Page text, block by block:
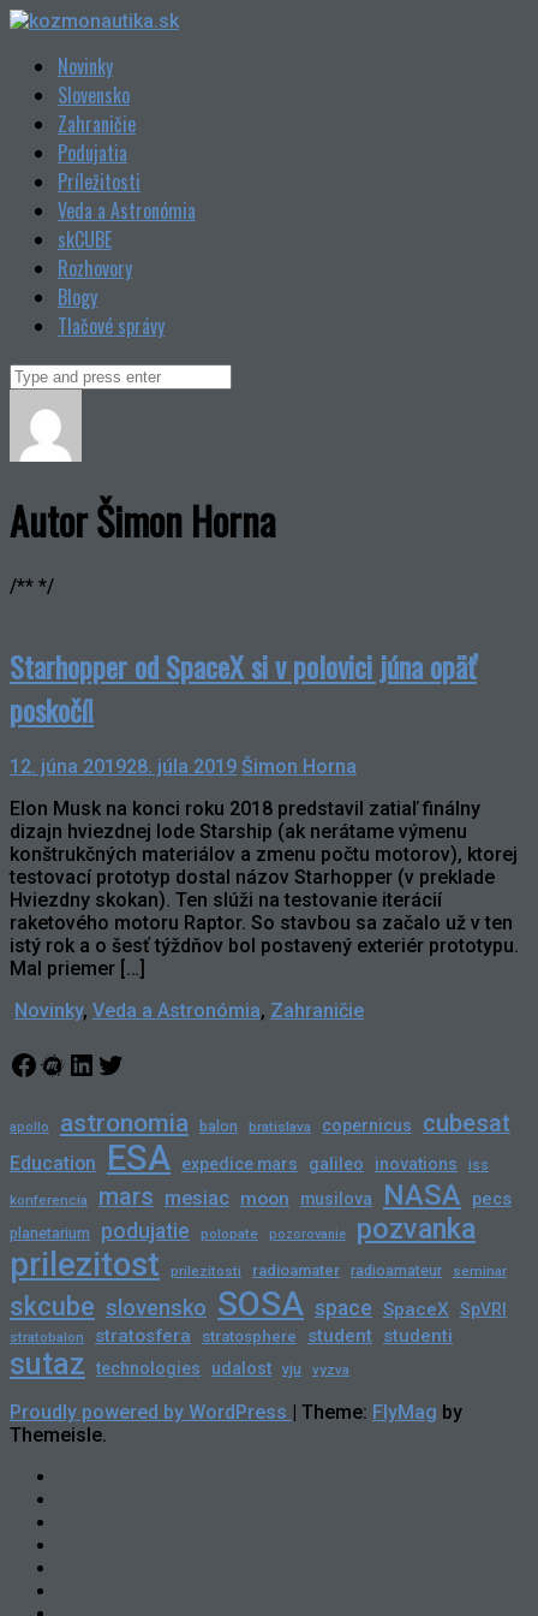
Skip
contentNovinky
Slovensko
Zahraničie
Podujatia
Príležitosti
Veda a Astronómia
skCUBE
Rozhovory
Blogy
Tlačové správy
Search
AutorŠimon Horna
/** */
Starhopper od SpaceX si v polovici júna opäť
poskočí!
12. júna 201928. júla 2019 Šimon Horna
Elon Musk na konci roku 2018 predstavil zatiaľ finálny
dizajn hviezdnej lode Starship (ak nerátame výmenu
konštrukčných materiálov a zmenu počtu motorov), ktorej
testovací prototyp dostal názov Starhopper (v preklade
Hviezdny skokan). Ten slúži na testovanie iterácií
raketového motoru Raptor. So stavbou sa začalo už v ten
istý rok a o šesť týždňov bol postavený exteriér prototypu.
Mal priemer […]
Novinky, Veda a Astronómia, Zahraničie
Facebook
Meetup
LinkedIn
Twitter
apollo astronomia balon bratislava copernicus cubesat
Education ESA expedice mars galileo inovations iss
konferencia mars mesiac moon musilova NASA pecs
planetarium podujatie polopate pozorovanie pozvanka
prilezitost prilezitosti radioamater radioamateur seminar
skcube slovensko SOSA space SpaceX SpVRI
stratobalon stratosfera stratosphere student studenti
sutaz technologies udalost vju vyzva
Proudly powered by WordPress | Theme: FlyMag by
Themeisle.